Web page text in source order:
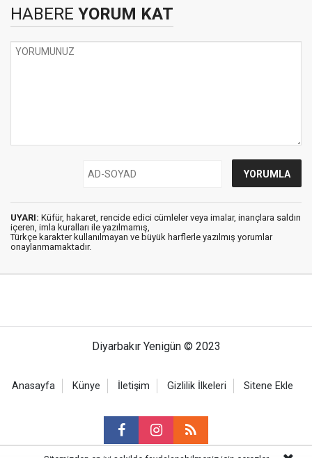
HABERE YORUM KAT
UYARI: Küfür, hakaret, rencide edici cümleler veya imalar, inançlara saldırı
içeren, imla kuralları ile yazılmamış,
Türkçe karakter kullanılmayan ve büyük harflerle yazılmış yorumlar
onaylanmamaktadır.
Diyarbakır Yenigün © 2023
Anasayfa Künye İletişim Gizlilik İlkeleri Sitene Ekle